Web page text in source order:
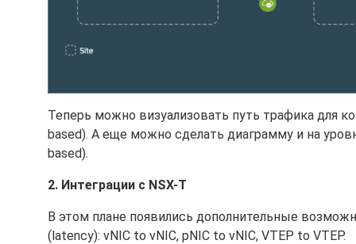
Теперь можно визуализовать путь трафика для
based). А еще можно сделать диаграмму и на
based).
2. Интеграции с NSX-T
В этом плане появились дополнительные
(latency): vNIC to vNIC, pNIC to vNIC, VTEP to VTEP.